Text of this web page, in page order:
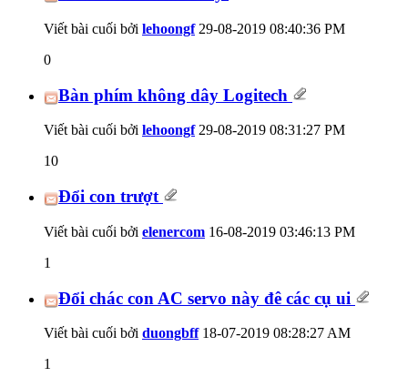
Viết bài cuối bởi lehoongf29-08-2019 08:40:36 PM
0
Bàn phím không dây Logitech
Viết bài cuối bởi lehoongf29-08-2019 08:31:27 PM
10
Đổi con trượt
Viết bài cuối bởi elenercom 16-08-2019 03:46:13 PM
1
Đổi chác con AC servo này đê các cụ ui
Viết bài cuối bởi duongbff18-07-2019 08:28:27 AM
1